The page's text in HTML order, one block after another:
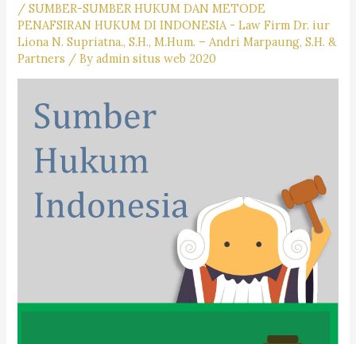
/SUMBER-SUMBER HUKUM DAN METODE
PENAFSIRAN HUKUM DI INDONESIA - Law Firm Dr. iur
Liona N. Supriatna., S.H., M.Hum. – Andri Marpaung, S.H. &
Partners / Byadmin situs web 2020